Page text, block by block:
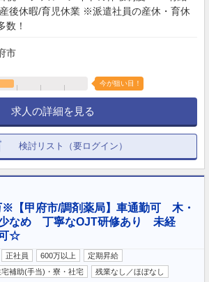
後休暇/育児休業 ※派遣社員の産休・育休
数！
市
今が狙い目！
求人の詳細を見る
検討リスト（要ログイン）
【甲府市/調剤薬局】車通勤可 木・
なめ 丁寧なOJT研修あり 未経
☆
正社員 600万以上
定期昇給
宅補助(手当)・寮・社宅
残業なし／ほぼなし